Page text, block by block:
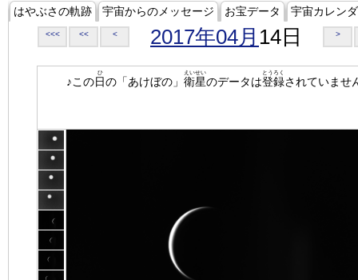
はやぶさの軌跡 宇宙からのメッセージ お宝データ 宇宙カレン
<<< << < 2017年04月 14日 >
♪この日
ひ
の「あけぼの」 衛星
えいせい
のデータは登録
とうろく
されていませ